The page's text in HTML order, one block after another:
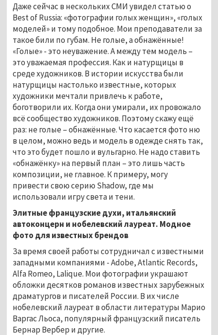
Даже сейчас в нескольких СМИ увидел статью о
Best of Russia: «фотографии голых женщин», «голых
моделей» и тому подобное. Мои преподаватели за
такое били по губам. Не голые, а обнажённые!
«Голые» - это неуважение. А между тем модель –
это уважаемая профессия. Как и натурщицы в
среде художников. В истории искусства были
натурщицы настолько известные, которых
художники мечтали привлечь к работе,
боготворили их. Когда они умирали, их провожало
всё сообщество художников. Поэтому скажу ещё
раз: не голые – обнажённые. Что касается фото ню
в целом, можно ведь и модель в одежде снять так,
что это будет пошло и вульгарно. Не надо ставить
«обнажёнку» на первый план – это лишь часть
композиции, не главное. К примеру, могу
привести свою серию Shadow, где мы
использовали игру света и тени.
Элитные французские духи, итальянский
автоконцерн и нобелевский лауреат. Модное
фото для известных брендов
За время своей работы сотрудничал с известными
западными компаниями - Adobe, Atlantic Records,
Alfa Romeo, Lalique. Мои фотографии украшают
обложки десятков романов известных зарубежных
драматургов и писателей России. В их числе
нобелевский лауреат в области литературы Марио
Варгас Льоса, популярный французский писатель
Бернар Вербер и другие.